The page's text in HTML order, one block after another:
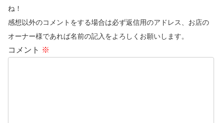
ね！
感想以外のコメントをする場合は必ず返信用のアドレス、お店の
オーナー様であれば名前の記入をよろしくお願いします。
コメント ※